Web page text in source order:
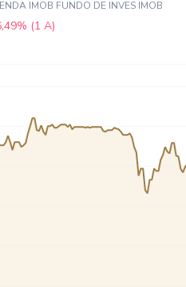
KNRI11
IMOB FUNDO DE INVES IMOB
(1 A)